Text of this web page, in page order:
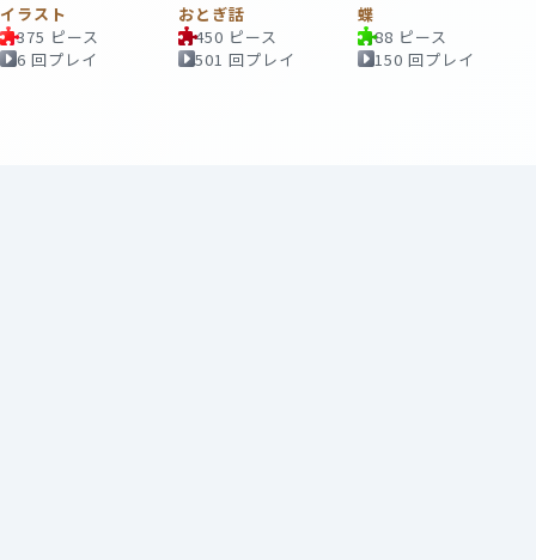
イラスト
375 ピース
6 回プレイ
おとぎ話
450 ピース
501 回プレイ
蝶
88 ピース
150 回プレイ